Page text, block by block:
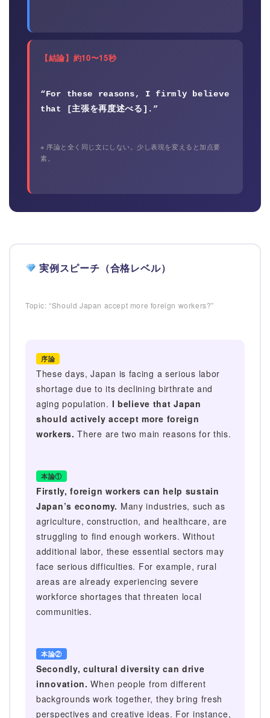
【結論】約10〜15秒
“For these reasons, I firmly believe
that [主張を再度述べる].”
※ 序論と全く同じ文にしない。少し表現を変えると加点要
素。
実例スピーチ（合格レベル）
Topic: “Should Japan accept more foreign workers?”
序論
These days, Japan is facing a serious labor
shortage due to its declining birthrate and
aging population. I believe that Japan
should actively accept more foreign
workers. There are two main reasons for this.
本論①
Firstly, foreign workers can help sustain
Japan’s economy. Many industries, such as
agriculture, construction, and healthcare, are
struggling to find enough workers. Without
additional labor, these essential sectors may
face serious difficulties. For example, rural
areas are already experiencing severe
workforce shortages that threaten local
communities.
本論②
Secondly, cultural diversity can drive
innovation. When people from different
backgrounds work together, they bring fresh
perspectives and creative ideas. For instance,